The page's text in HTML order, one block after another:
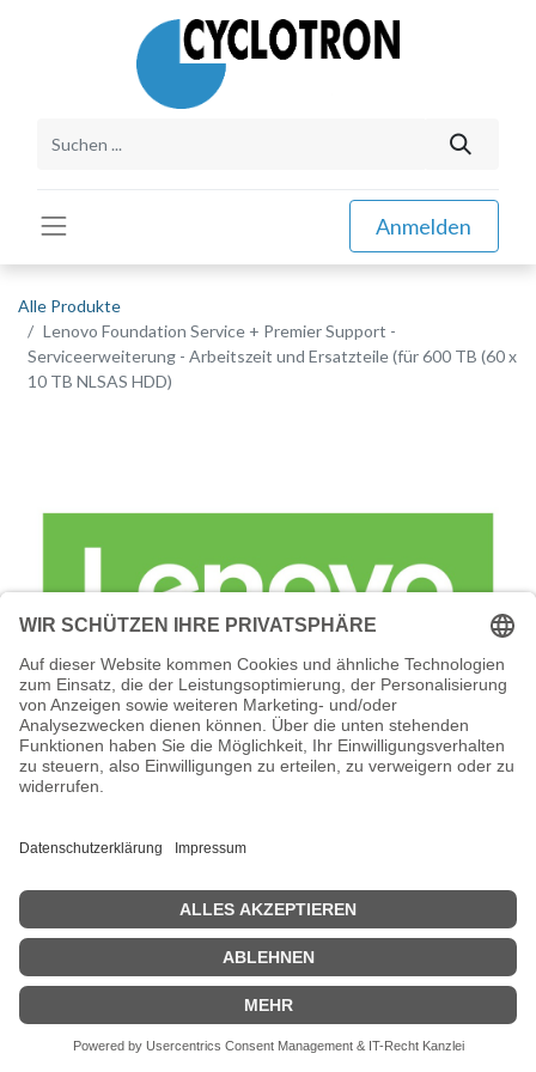
Anmelden
Alle Produkte
Lenovo Foundation Service + Premier Support -
Serviceerweiterung - Arbeitszeit und Ersatzteile (für 600 TB (60 x
10 TB NLSAS HDD)
Lenovo Foundation Service + Premier
Support - Serviceerweiterung -
Arbeitszeit und Ersatzteile (für 600 TB
(60 x 10 TB NLSAS HDD)
Lenovo Foundation Service + Premier Support -